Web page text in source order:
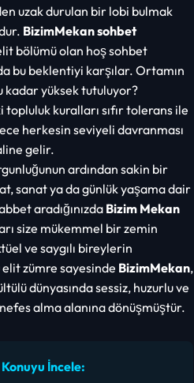
uzak durulan bir lobi bulmak
BizimMekan sohbet
bölümü olan hoş sohbet
bu beklentiyi karşılar. Ortamın
kadar yüksek tutuluyor?
kuralları sıfır tolerans ile
herkesin seviyeli davranması
gelir.
ardından sakin bir
sanat ya da günlük yaşama dair
aradığınızda Bizim Mekan
size mükemmel bir zemin
ve saygılı bireylerin
zümre sayesinde BizimMekan,
dünyasında sessiz, huzurlu ve
alma alanına dönüşmüştür.
İncele: